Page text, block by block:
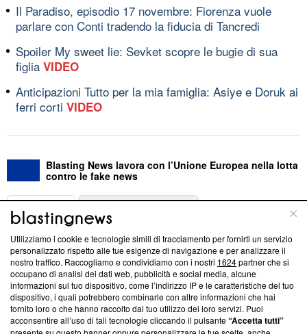
Il Paradiso, episodio 17 novembre: Fiorenza vuole
parlare con Conti tradendo la fiducia di Tancredi
Spoiler My sweet lie: Sevket scopre le bugie di sua
figlia VIDEO
Anticipazioni Tutto per la mia famiglia: Asiye e Doruk ai
ferri corti VIDEO
Blasting News lavora con l’Unione Europea nella lotta
contro le fake news
ABOUT
Questa sezione offre informazioni trasparenti su Blasting
News, sui nostri processi editoriali e su come ci impegniamo a
creare news di qualità. Inoltre, afferma la nostra aderenza a
‘Trust Project - News with Integrity’Blasting News non è
ancora membro del programma, ma ha richiesto di farne
parte; Trust Project non ha ancora effettuato una verifica di
Utilizziamo i cookie e tecnologie simili di tracciamento per fornirti un servizio
personalizzato rispetto alle tue esigenze di navigazione e per analizzare il
nostro traffico. Raccogliamo e condividiamo con i nostri 1624partner che si
occupano di analisi dei dati web, pubblicità e social media, alcune
informazioni sul tuo dispositivo, come l’indirizzo IP e le caratteristiche del tuo
dispositivo, i quali potrebbero combinarle con altre informazioni che hai
fornito loro o che hanno raccolto dal tuo utilizzo dei loro servizi. Puoi
acconsentire all’uso di tali tecnologie cliccando il pulsante“Accetta tutti”